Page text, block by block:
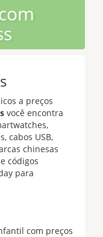
a preços
você encontra
cabos USB,
chinesas
códigos
para
com preços